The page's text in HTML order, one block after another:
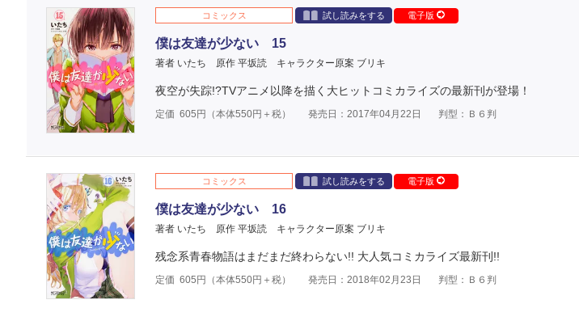
コミックス 試し読みをする 電子版
僕は友達が少ない 15
著者 いたち 原作 平坂読 キャラクター原案 ブリキ
夜空が失踪!?TVアニメ以降を描く大ヒットコミカライズの最新刊が登場！
定価 605 円（本体550円＋税） 発売日：2017年04月22日 判型：Ｂ６判
コミックス 試し読みをする 電子版
僕は友達が少ない 16
著者 いたち 原作 平坂読 キャラクター原案 ブリキ
残念系青春物語はまだまだ終わらない!! 大人気コミカライズ最新刊!!
定価 605 円（本体550円＋税） 発売日：2018年02月23日 判型：Ｂ６判